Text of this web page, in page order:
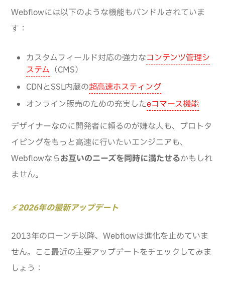
Webflowには以下のような機能もバンドルされていま
す：
カスタムフィールド対応の強力なコンテンツ管理シ
ステム （CMS）
CDNとSSL内蔵の超高速ホスティング
オンライン販売のための充実したeコマース機能
デザイナーなのに開発者に頼るのが嫌な人も、プロトタ
イピングをもっと高速に行いたいエンジニアも、
Webflowならお互いのニーズを同時に満たせるかもしれ
ません。
⚡ 2026年の最新アップデート
2013年のローンチ以降、Webflowは進化を止めていま
せん。ここ最近の主要アップデートをチェックしてみま
しょう：